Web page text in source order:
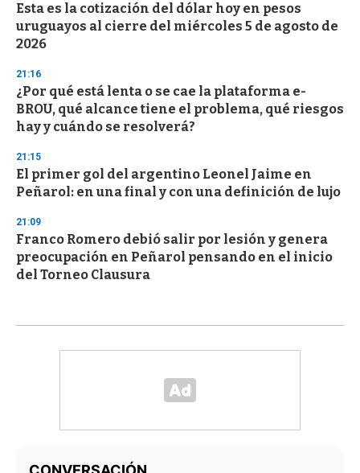
Esta es la cotización del dólar hoy en pesos
uruguayos al cierre del miércoles 5 de agosto de
2026
21:16
¿Por qué está lenta o se cae la plataforma e-
BROU, qué alcance tiene el problema, qué riesgos
hay y cuándo se resolverá?
21:15
El primer gol del argentino Leonel Jaime en
Peñarol: en una final y con una definición de lujo
21:09
Franco Romero debió salir por lesión y genera
preocupación en Peñarol pensando en el inicio
del Torneo Clausura